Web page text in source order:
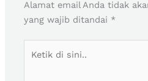
Alamat email Anda tidak
yang wajib ditandai *